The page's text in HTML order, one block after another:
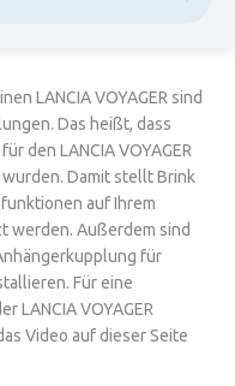
LANCIA VOYAGER sind
Das heißt, dass
den LANCIA VOYAGER
Damit stellt Brink
auf Ihrem
werden. Außerdem sind
für
Für eine
LANCIA VOYAGER
Video auf dieser Seite